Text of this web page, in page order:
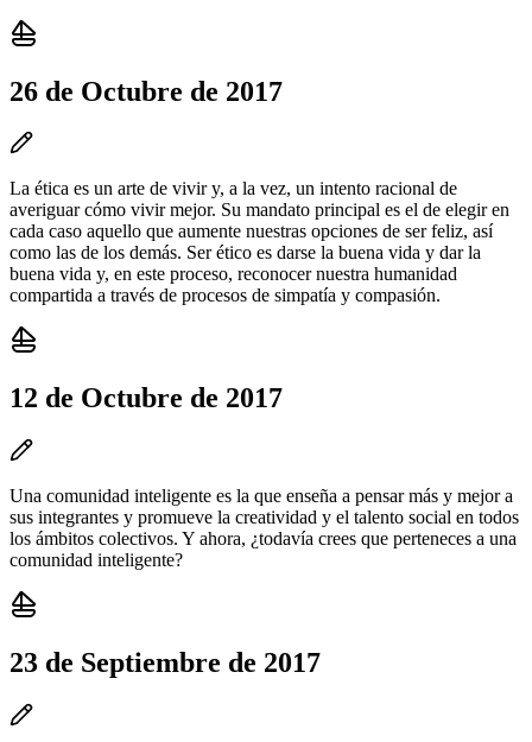
26 de Octubre de 2017
La ética es un arte de vivir y, a la vez, un intento racional de
averiguar cómo vivir mejor. Su mandato principal es el de elegir en
cada caso aquello que aumente nuestras opciones de ser feliz, así
como las de los demás. Ser ético es darse la buena vida y dar la
buena vida y, en este proceso, reconocer nuestra humanidad
compartida a través de procesos de simpatía y compasión.
12 de Octubre de 2017
Una comunidad inteligente es la que enseña a pensar más y mejor a
sus integrantes y promueve la creatividad y el talento social en todos
los ámbitos colectivos. Y ahora, ¿todavía crees que perteneces a una
comunidad inteligente?
23 de Septiembre de 2017